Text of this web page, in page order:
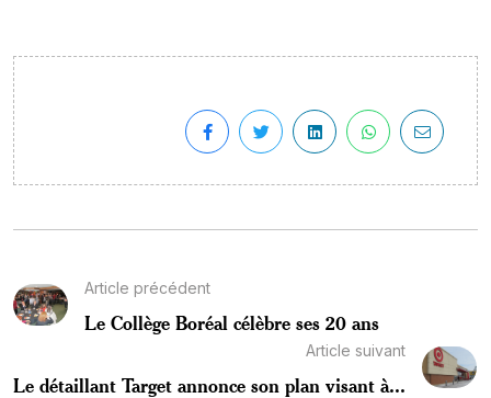
Article précédent
Le Collège Boréal célèbre ses 20 ans
Article suivant
Le détaillant Target annonce son plan visant à...